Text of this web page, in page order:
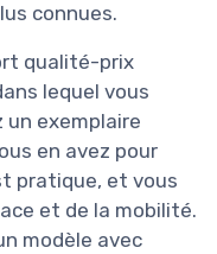
connues.
qualité-prix
lequel vous
un exemplaire
en avez pour
pratique, et vous
et de la mobilité.
modèle avec